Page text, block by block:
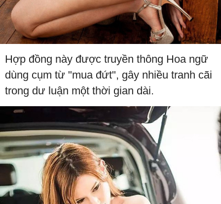
Hợp đồng này được truyền thông Hoa ngữ
dùng cụm từ "mua đứt", gây nhiều tranh cãi
trong dư luận một thời gian dài.